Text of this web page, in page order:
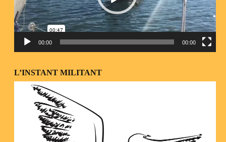
00:00 00:00
L’INSTANT MILITANT